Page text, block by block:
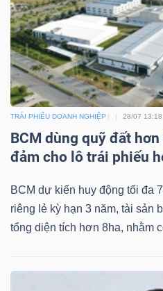
TRÁI PHIẾU DOANH NGHIỆP 28/07 13:18
BCM dùng quỹ đất
đảm cho lô trái phiếu
BCM dự kiến huy động tối đa
riêng lẻ kỳ hạn 3 năm, tài sản
tổng diện tích hơn 8ha, nhằm
TÀI
CHÍNH
CÔNG
NGHỆ
TIN